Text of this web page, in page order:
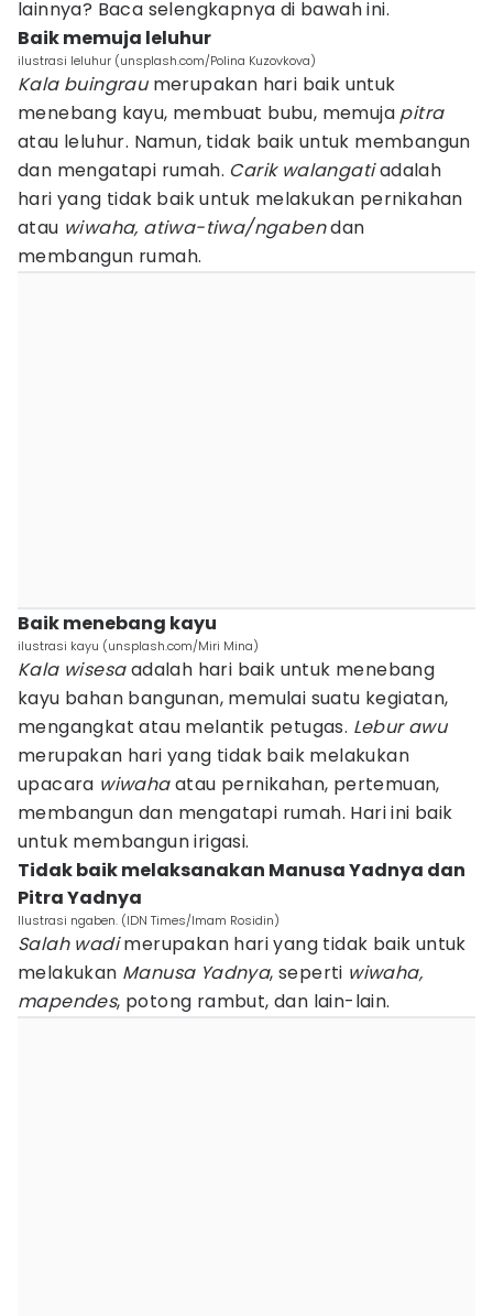
lainnya? Baca selengkapnya di bawah ini.
Baik memuja leluhur
ilustrasi leluhur (unsplash.com/Polina Kuzovkova)
Kala buingraumerupakan hari baik untuk
menebang kayu, membuat bubu, memuja pitra
atau leluhur. Namun, tidak baik untuk membangun
dan mengatapi rumah. Carik walangatiadalah
hari yang tidak baik untuk melakukan pernikahan
atau wiwaha, atiwa-tiwa/ngabendan
membangun rumah.
Baik menebang kayu
ilustrasi kayu (unsplash.com/Miri Mina)
Kala wisesaadalah hari baik untuk menebang
kayu bahan bangunan, memulai suatu kegiatan,
mengangkat atau melantik petugas. Lebur awu
merupakan hari yang tidak baik melakukan
upacara wiwahaatau pernikahan, pertemuan,
membangun dan mengatapi rumah. Hari ini baik
untuk membangun irigasi.
Tidak baik melaksanakan Manusa Yadnya dan
Pitra Yadnya
Ilustrasi ngaben. (IDN Times/Imam Rosidin)
Salah wadimerupakan hari yang tidak baik untuk
melakukan Manusa Yadnya, seperti wiwaha,
mapendes, potong rambut, dan lain-lain.